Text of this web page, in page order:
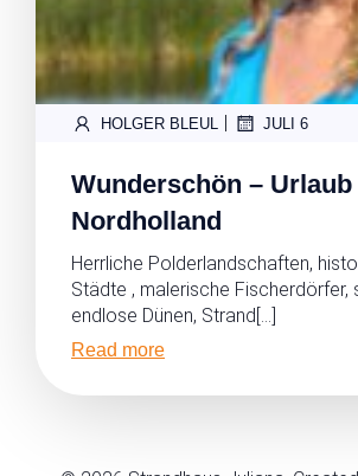
HOLGER BLEUL | JULI 6
Wunderschön – Urlaub
Nordholland
Herrliche Polderlandschaften,
Städte , malerische Fischerdörfer,
endlose Dünen, Strand[…]
Read more